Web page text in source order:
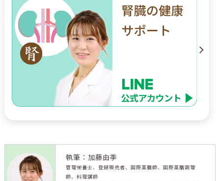
執筆：加藤由季
管理栄養士、登録販売者、国際薬膳師、国際薬膳調理
師、料理講師